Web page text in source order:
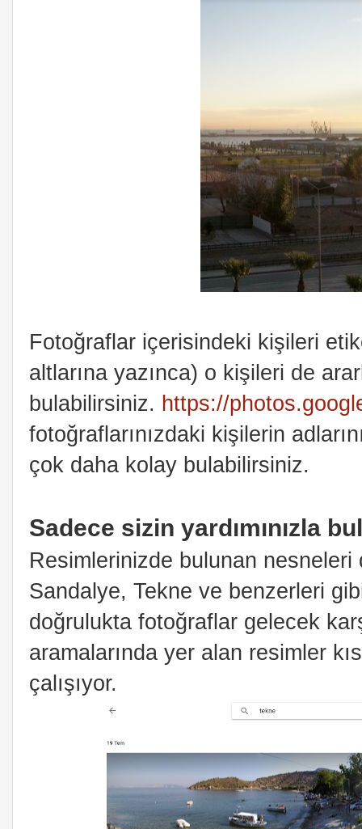
Fotoğraflar içerisindeki kişileri
altlarına yazınca) o kişileri de
bulabilirsiniz. https://
fotoğraflarınızdaki kişilerin
çok daha kolay bulabilirsiniz.
Sadece sizin yardımınızla
Resimlerinizde bulunan
Sandalye, Tekne ve benzerleri gibi
doğrulukta fotoğraflar gelecek
aramalarında yer alan resimler
çalışıyor.